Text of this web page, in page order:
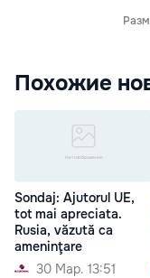
Похожие
Sondaj: Ajutorul UE,
tot mai apreciata.
Rusia, văzută ca
ameninţare
30 Мар. 13:51